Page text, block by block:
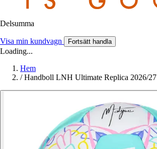
Delsumma
Visa min kundvagn Fortsätt handla
Loading...
Hem
/ Handboll LNH Ultimate Replica 2026/27